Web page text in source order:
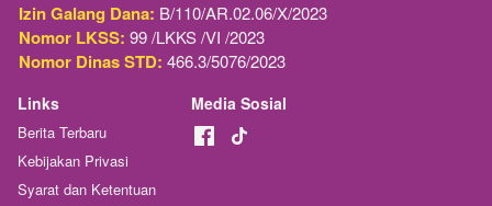
Izin Galang Dana: B/110/AR.02.06/X/2023
Nomor LKSS: 99 /LKKS /VI /2023
Nomor Dinas STD: 466.3/5076/2023
Links
Berita Terbaru
Kebijakan Privasi
Syarat dan Ketentuan
Media Sosial